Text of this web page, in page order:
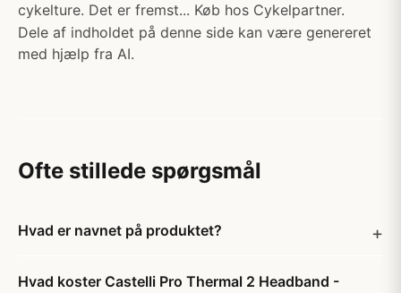
cykelture. Det er fremst... Køb hos Cykelpartner.
Dele af indholdet på denne side kan være genereret
med hjælp fra AI.
Ofte stillede spørgsmål
Hvad er navnet på produktet?
Hvad koster Castelli Pro Thermal 2 Headband -